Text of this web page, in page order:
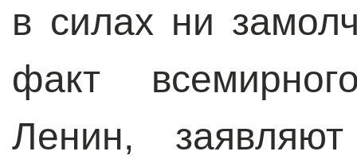
в силах ни
факт
Ленин,